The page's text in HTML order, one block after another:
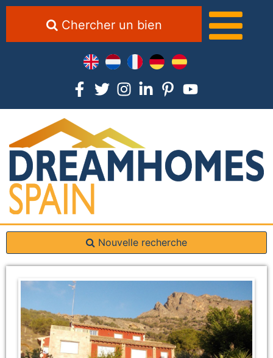
Chercher un bien
Nouvelle recherche